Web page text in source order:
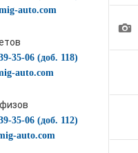
auto.com
35-06 (доб. 118)
auto.com
35-06 (доб. 112)
auto.com
1